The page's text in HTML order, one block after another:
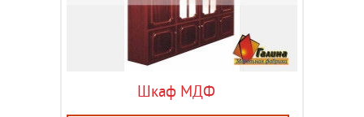
Шкаф МДФ